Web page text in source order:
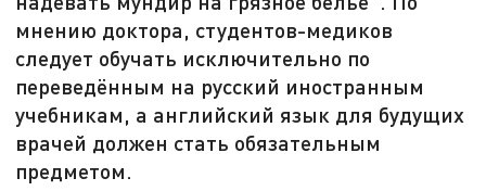
мнению доктора, студентов-медиков
следует обучать исключительно по
переведённым на русский иностранным
учебникам, а английский язык для будущих
врачей должен стать обязательным
предметом.